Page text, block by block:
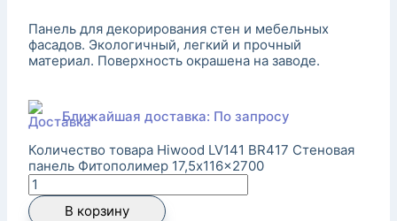
Панель для декорирования стен и мебельных
фасадов. Экологичный, легкий и прочный
материал. Поверхность окрашена на заводе.
Ближайшая доставка: По запросу
Количество товара Hiwood LV141 BR417 Стеновая
панель Фитополимер 17,5x116x2700
В корзину